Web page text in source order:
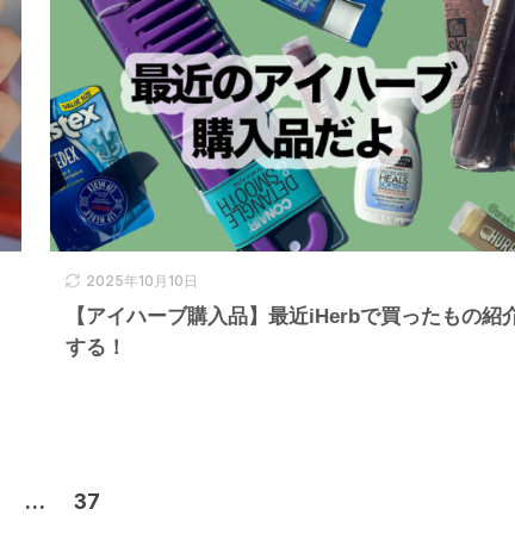
2025年10月10日
【アイハーブ購入品】最近iHerbで買ったもの紹
する！
… 37